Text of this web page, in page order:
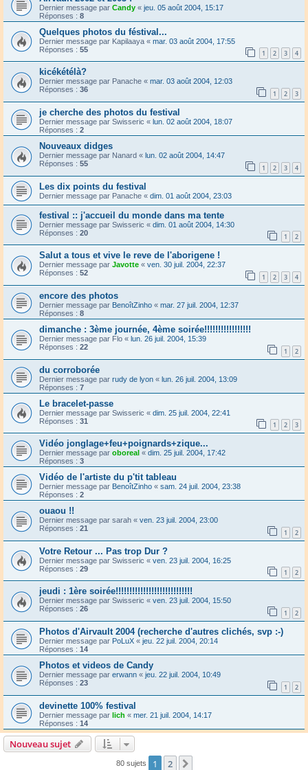
Dernier message par Candy « jeu. 05 août 2004, 15:17
Réponses : 8
Quelques photos du féstival...
Dernier message par Kapilaaya « mar. 03 août 2004, 17:55
Réponses : 55 1 2 3 4
kicékétélà?
Dernier message par Panache « mar. 03 août 2004, 12:03
Réponses : 36 1 2 3
je cherche des photos du festival
Dernier message par Swisseric « lun. 02 août 2004, 18:07
Réponses : 2
Nouveaux didges
Dernier message par Nanard « lun. 02 août 2004, 14:47
Réponses : 55 1 2 3 4
Les dix points du festival
Dernier message par Panache « dim. 01 août 2004, 23:03
festival :: j'accueil du monde dans ma tente
Dernier message par Swisseric « dim. 01 août 2004, 14:30
Réponses : 20 1 2
Salut a tous et vive le reve de l'aborigene !
Dernier message par Javotte « ven. 30 juil. 2004, 22:37
Réponses : 52 1 2 3 4
encore des photos
Dernier message par BenoîtZinho « mar. 27 juil. 2004, 12:37
Réponses : 8
dimanche : 3ème journée, 4ème soirée!!!!!!!!!!!!!!!!!
Dernier message par Flo « lun. 26 juil. 2004, 15:39
Réponses : 22 1 2
du corroborée
Dernier message par rudy de lyon « lun. 26 juil. 2004, 13:09
Réponses : 7
Le bracelet-passe
Dernier message par Swisseric « dim. 25 juil. 2004, 22:41
Réponses : 31 1 2 3
Vidéo jonglage+feu+poignards+zique...
Dernier message par oboreal « dim. 25 juil. 2004, 17:42
Réponses : 3
Vidéo de l'artiste du p'tit tableau
Dernier message par BenoîtZinho « sam. 24 juil. 2004, 23:38
Réponses : 2
ouaou !!
Dernier message par sarah « ven. 23 juil. 2004, 23:00
Réponses : 21 1 2
Votre Retour ... Pas trop Dur ?
Dernier message par Swisseric « ven. 23 juil. 2004, 16:25
Réponses : 29 1 2
jeudi : 1ère soirée!!!!!!!!!!!!!!!!!!!!!!!!!!!!
Dernier message par Swisseric « ven. 23 juil. 2004, 15:50
Réponses : 26 1 2
Photos d'Airvault 2004 (recherche d'autres clichés, svp :-)
Dernier message par PoLuX « jeu. 22 juil. 2004, 20:14
Réponses : 14
Photos et videos de Candy
Dernier message par erwann « jeu. 22 juil. 2004, 10:49
Réponses : 23 1 2
devinette 100% festival
Dernier message par lich « mer. 21 juil. 2004, 14:17
Réponses : 14
Nouveau sujet
80 sujets 1 2